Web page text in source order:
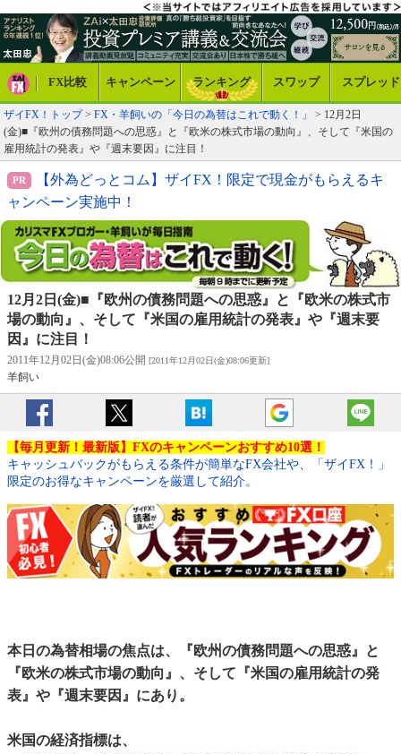
FX比較 キャンペーン ランキング スワップ スプレッド
ザイFX！トップ> FX・羊飼いの「今日の為替はこれで動く！」
> 12月2日
(金)■『欧州の債務問題への思惑』と『欧米の株式市場の動向』、そして『米国の
雇用統計の発表』や『週末要因』に注目！
【外為どっとコム】ザイFX！限定で現金がもらえるキ
ャンペーン実施中！
12月2日(金)■『欧州の債務問題への思惑』と『欧米の株式市
場の動向』、そして『米国の雇用統計の発表』や『週末要
因』に注目！
2011年12月02日(金)08:06公開 [2011年12月02日(金)08:06更新]
羊飼い
【毎月更新！最新版】FXのキャンペーンおすすめ10選！
キャッシュバックがもらえる条件が簡単なFX会社や、「ザイFX！」
限定のお得なキャンペーンを厳選して紹介。
本日の為替相場の焦点は、『欧州の債務問題への思惑』と
『欧米の株式市場の動向』、そして『米国の雇用統計の発
表』や『週末要因』にあり。
米国の経済指標は、